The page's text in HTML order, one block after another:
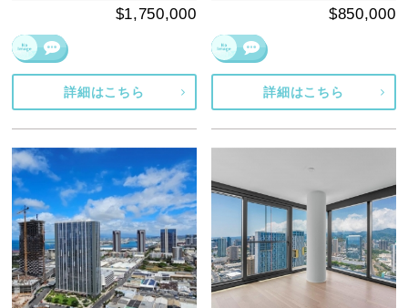
$1,750,000
詳細はこちら
$850,000
詳細はこちら